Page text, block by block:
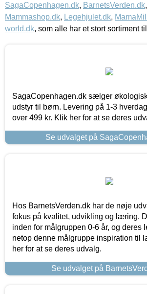
SagaCopenhagen.dk, BarnetsVerden.dk,
Mammashop.dk, Legehjulet.dk,
world.dk, som alle har et stort sortiment
SagaCopenhagen.dk sælger
udstyr til børn. Levering på 1-3
over 499 kr. Klik her for at se deres
Se udvalget på
Hos BarnetsVerden.dk har de nøje
fokus på kvalitet, udvikling og læring.
inden for målgruppen 0-6 år, og deres
netop denne målgruppe inspiration til
her for at se deres udvalg.
Se udvalget på